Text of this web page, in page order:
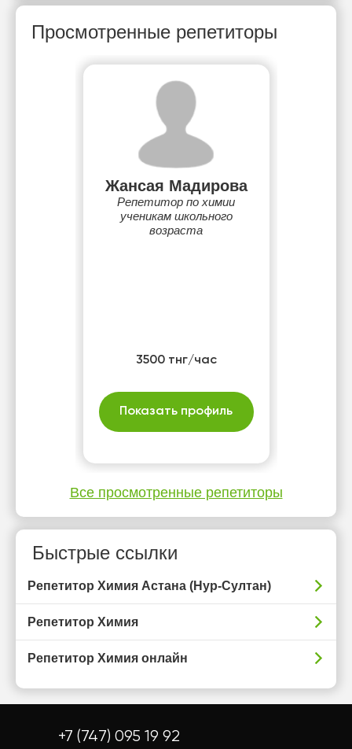
Просмотренные репетиторы
Жансая Мадирова
Репетитор по химии
ученикам школьного
возраста
3500 тнг/час
Показать профиль
Все просмотренные репетиторы
Быстрые ссылки
Репетитор Химия Астана (Нур-Султан)
Репетитор Химия
Репетитор Химия онлайн
+7 (747) 095 19 92